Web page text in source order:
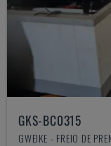
GKS-BC0315
GWEIKE - FREIO DE